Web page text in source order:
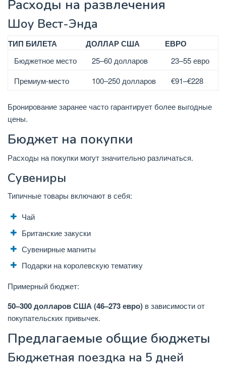
Расходы на развлечения
Шоу Вест-Энда
ТИП БИЛЕТА ДОЛЛАР США ЕВРО
Бюджетное место 25–60 долларов
23–55 евро
Премиум-место
100–250 долларов €91–€228
Бронирование заранее часто гарантирует более выгодные
цены.
Бюджет на покупки
Расходы на покупки могут значительно различаться.
Сувениры
Типичные товары включают в себя:
Чай
Британские закуски
Сувенирные магниты
Подарки на королевскую тематику
Примерный бюджет:
50–300 долларов США (46–273 евро) в зависимости от
покупательских привычек.
Предлагаемые общие бюджеты
Бюджетная поездка на 5 дней